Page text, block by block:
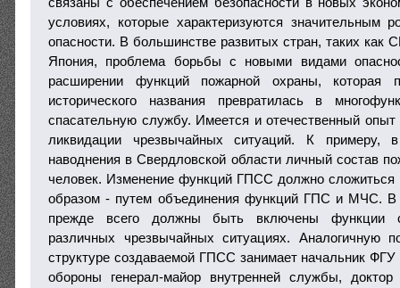
условиях, которые характеризуются значительным
опасности. В большинстве развитых стран, таких как
Япония, проблема борьбы с новыми видами
расширении функций пожарной охраны, которая
исторического названия превратилась в
спасательную службу. Имеется и отечественный
ликвидации чрезвычайных ситуаций. К
наводнения в Свердловской области личный состав
человек. Изменение функций ГПСС должно сложиться
образом - путем объединения функций ГПС и МЧС. В
прежде всего должны быть включены функции
различных чрезвычайных ситуациях. Аналогичную
структуре создаваемой ГПСС занимает начальник
обороны генерал-майор внутренней службы,